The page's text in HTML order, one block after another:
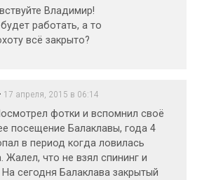
Владимир!
работать, а то
всё закрыто?
17 апреля, 2015 в 06:14
фотки и вспомнил своё
посещение Балаклавы, года 4
в период когда ловилась
Жалел, что не взял спининг и
сегодня Балаклава закрытый